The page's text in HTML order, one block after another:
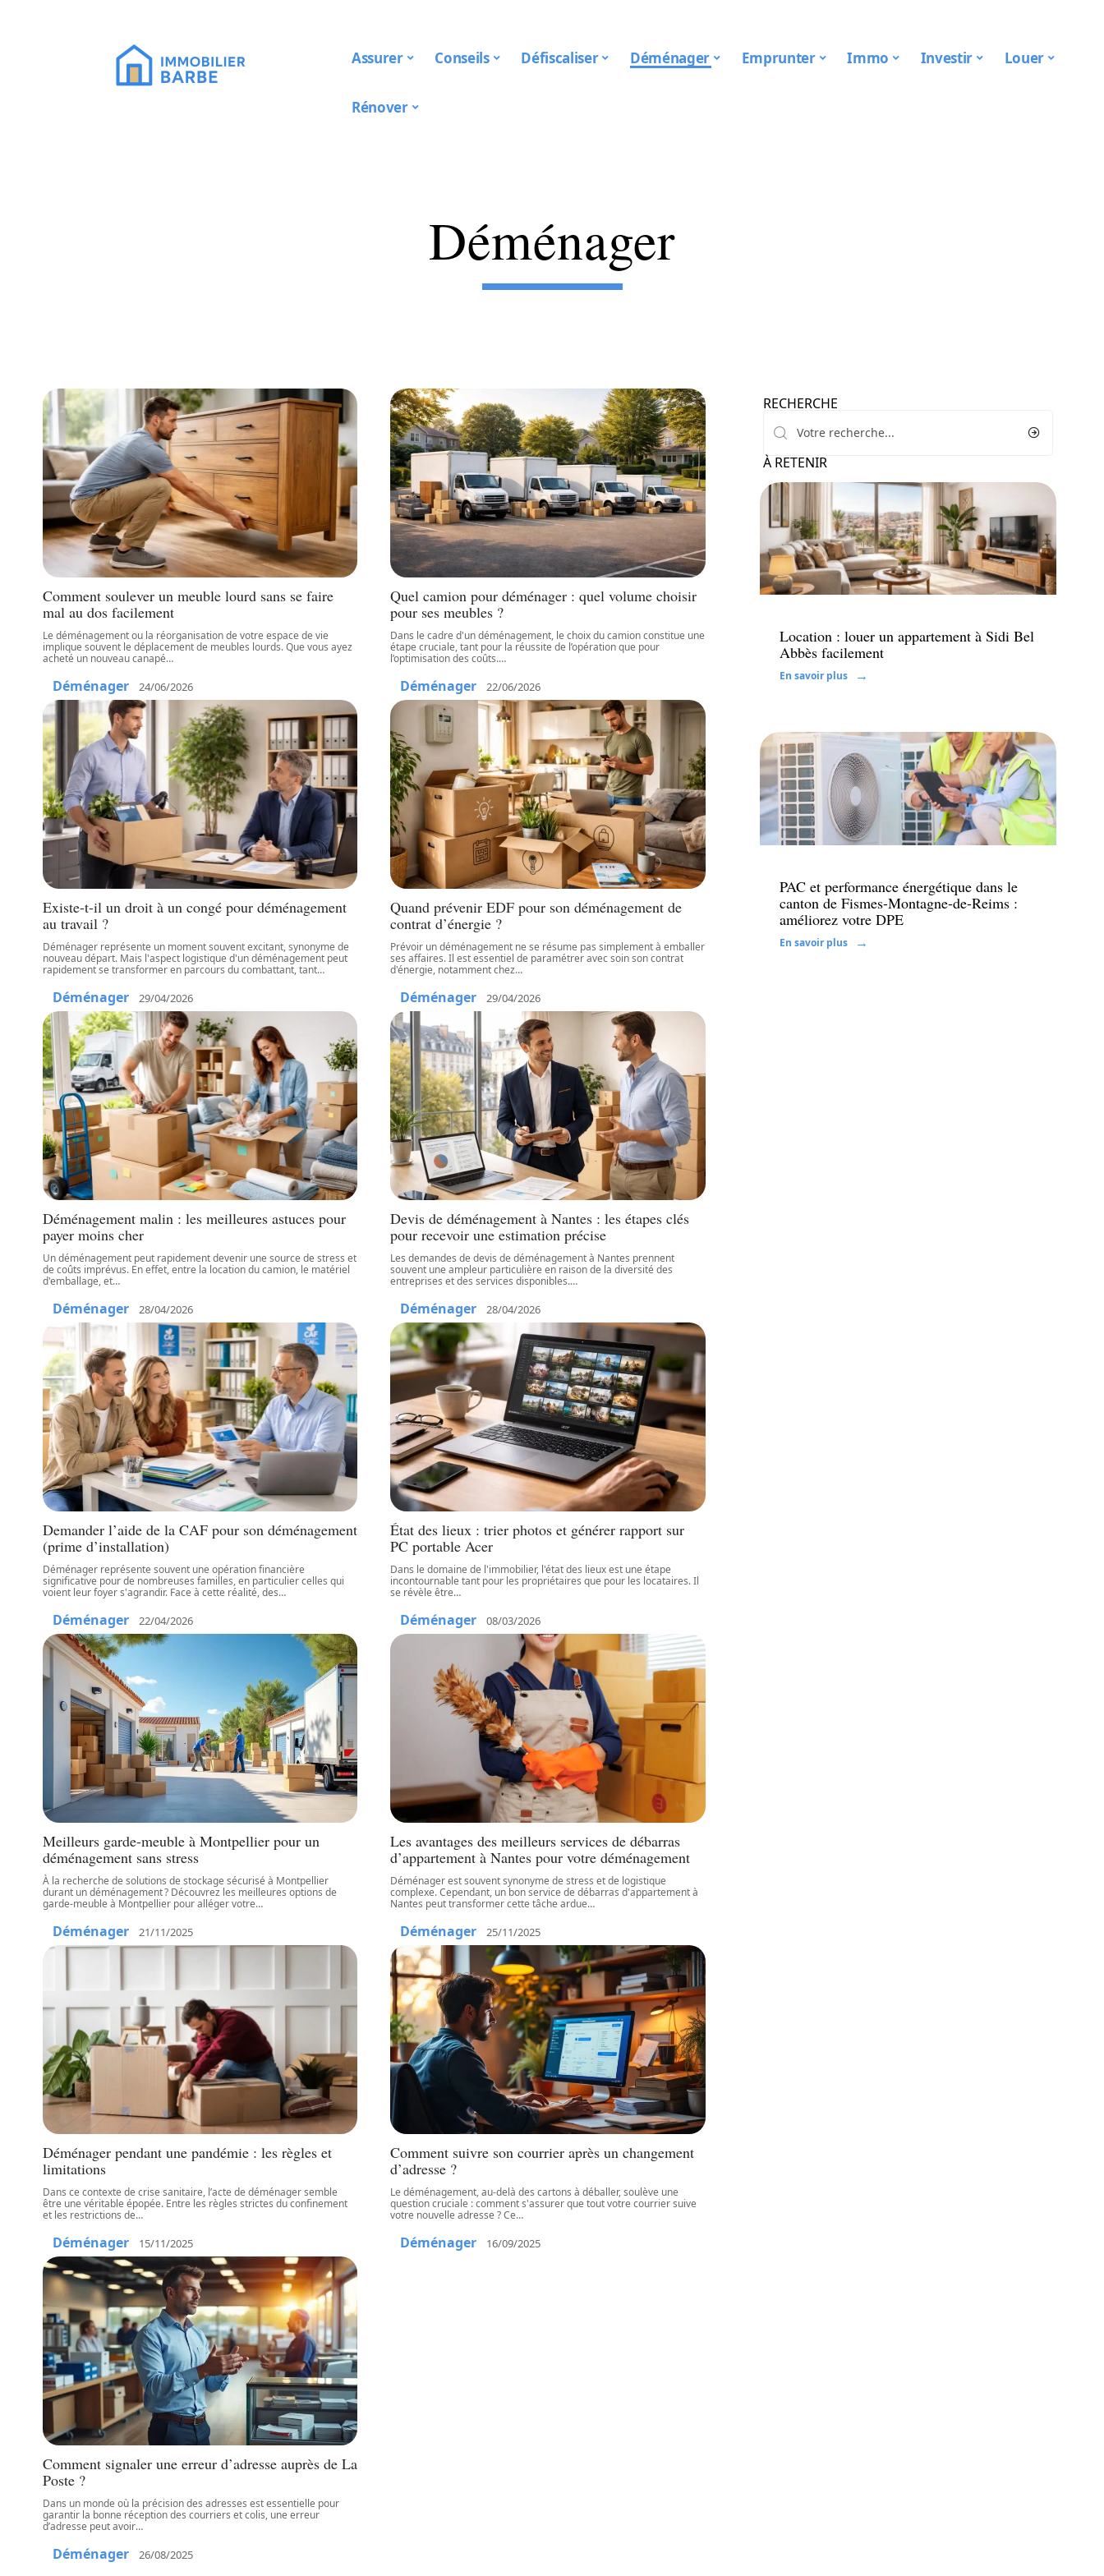
Assurer Conseils Défiscaliser Déménager Emprunter Immo Investir Louer
Rénover
Déménager
Comment soulever un meuble lourd sans se faire
mal au dos facilement
Le déménagement ou la réorganisation de votre espace de vie
implique souvent le déplacement de meubles lourds. Que vous ayez
acheté un nouveau canapé…
Déménager 24/06/2026
Quel camion pour déménager : quel volume choisir
pour ses meubles ?
Dans le cadre d'un déménagement, le choix du camion constitue une
étape cruciale, tant pour la réussite de l’opération que pour
l’optimisation des coûts.…
Déménager 22/06/2026
Existe-t-il un droit à un congé pour déménagement
au travail ?
Déménager représente un moment souvent excitant, synonyme de
nouveau départ. Mais l'aspect logistique d'un déménagement peut
rapidement se transformer en parcours du combattant, tant…
Déménager 29/04/2026
Quand prévenir EDF pour son déménagement de
contrat d’énergie ?
Prévoir un déménagement ne se résume pas simplement à emballer
ses affaires. Il est essentiel de paramétrer avec soin son contrat
d'énergie, notamment chez…
Déménager 29/04/2026
Déménagement malin : les meilleures astuces pour
payer moins cher
Un déménagement peut rapidement devenir une source de stress et
de coûts imprévus. En effet, entre la location du camion, le matériel
d'emballage, et…
Déménager 28/04/2026
Devis de déménagement à Nantes : les étapes clés
pour recevoir une estimation précise
Les demandes de devis de déménagement à Nantes prennent
souvent une ampleur particulière en raison de la diversité des
entreprises et des services disponibles.…
Déménager 28/04/2026
Demander l’aide de la CAF pour son déménagement
(prime d’installation)
Déménager représente souvent une opération financière
significative pour de nombreuses familles, en particulier celles qui
voient leur foyer s'agrandir. Face à cette réalité, des…
Déménager 22/04/2026
État des lieux : trier photos et générer rapport sur
PC portable Acer
Dans le domaine de l'immobilier, l'état des lieux est une étape
incontournable tant pour les propriétaires que pour les locataires. Il
se révèle être…
Déménager 08/03/2026
Meilleurs garde-meuble à Montpellier pour un
déménagement sans stress
À la recherche de solutions de stockage sécurisé à Montpellier
durant un déménagement ? Découvrez les meilleures options de
garde-meuble à Montpellier pour alléger votre…
Déménager 21/11/2025
Les avantages des meilleurs services de débarras
d’appartement à Nantes pour votre déménagement
Déménager est souvent synonyme de stress et de logistique
complexe. Cependant, un bon service de débarras d'appartement à
Nantes peut transformer cette tâche ardue…
Déménager 25/11/2025
Déménager pendant une pandémie : les règles et
limitations
Dans ce contexte de crise sanitaire, l’acte de déménager semble
être une véritable épopée. Entre les règles strictes du confinement
et les restrictions de…
Déménager 15/11/2025
Comment suivre son courrier après un changement
d’adresse ?
Le déménagement, au-delà des cartons à déballer, soulève une
question cruciale : comment s'assurer que tout votre courrier suive
votre nouvelle adresse ? Ce…
Déménager 16/09/2025
Comment signaler une erreur d’adresse auprès de La
Poste ?
Dans un monde où la précision des adresses est essentielle pour
garantir la bonne réception des courriers et colis, une erreur
d’adresse peut avoir…
Déménager 26/08/2025
RECHERCHE
À RETENIR
Louer
Location : louer un appartement à Sidi Bel
Abbès facilement
En savoir plus
Immo
PAC et performance énergétique dans le
canton de Fismes-Montagne-de-Reims :
améliorez votre DPE
En savoir plus